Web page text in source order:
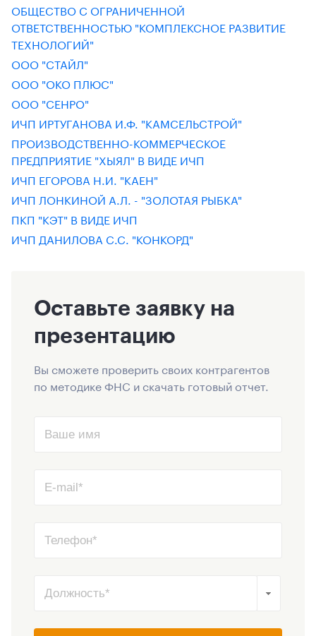
ОБЩЕСТВО С ОГРАНИЧЕННОЙ
ОТВЕТСТВЕННОСТЬЮ "КОМПЛЕКСНОЕ РАЗВИТИЕ
ТЕХНОЛОГИЙ"
ООО "СТАЙЛ"
ООО "ОКО ПЛЮС"
ООО "СЕНРО"
ИЧП ИРТУГАНОВА И.Ф. "КАМСЕЛЬСТРОЙ"
ПРОИЗВОДСТВЕННО-КОММЕРЧЕСКОЕ
ПРЕДПРИЯТИЕ "ХЫЯЛ" В ВИДЕ ИЧП
ИЧП ЕГОРОВА Н.И. "КАЕН"
ИЧП ЛОНКИНОЙ А.Л. - "ЗОЛОТАЯ РЫБКА"
ПКП "КЭТ" В ВИДЕ ИЧП
ИЧП ДАНИЛОВА С.С. "КОНКОРД"
Оставьте заявку на
презентацию
Вы сможете проверить своих контрагентов
по методике ФНС и скачать готовый отчет.